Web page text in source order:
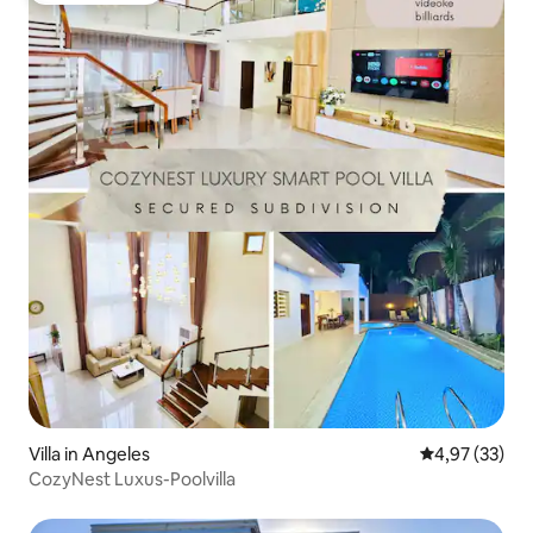
Villa in Angeles
4,97 (33)
CozyNest Luxus-Poolvilla